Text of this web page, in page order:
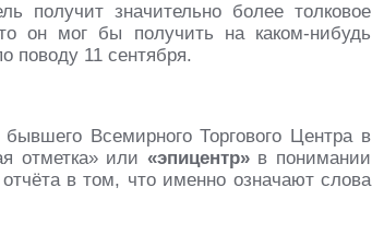
получит значительно более толковое
он мог бы получить на каком-нибудь
поводу 11 сентября.
Всемирного Торгового Центра в
отметка» или «эпицентр»в понимании
в том, что именно означают слова